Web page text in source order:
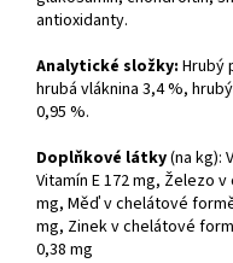
antioxidanty.
Analytické složky: Hrubý
hrubá vláknina 3,4 %,
0,95 %.
Doplňkové látky(na kg):
Vitamín E 172 mg, Železo
mg, Měď v chelátové
mg, Zinek v chelátové
0,38 mg